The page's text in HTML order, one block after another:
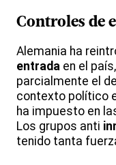
Controles de
Alemania ha
entrada en el
parcialmente el
contexto político
ha impuesto en
Los grupos anti
tenido tanta